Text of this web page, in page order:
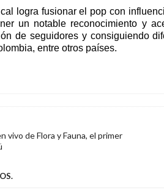
logra fusionar el pop con
un notable reconocimiento y
de seguidores y consiguiendo
entre otros países.
vivo de Flora y Fauna, el primer